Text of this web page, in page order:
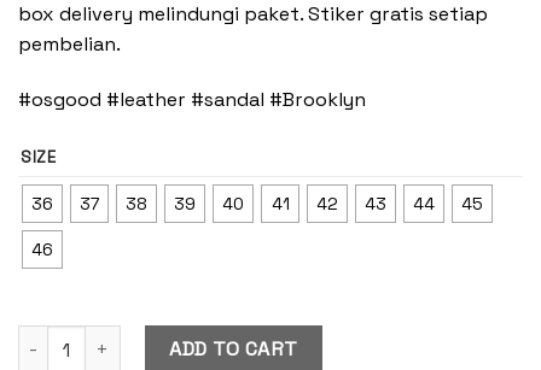
box delivery melindungi paket. Stiker gratis setiap
pembelian.
#osgood #leather #sandal #Brooklyn
SIZE
36 37 38 39 40 41 42 43 44 45
46
Papillon Brooklyn Black quantity
ADD TO CART